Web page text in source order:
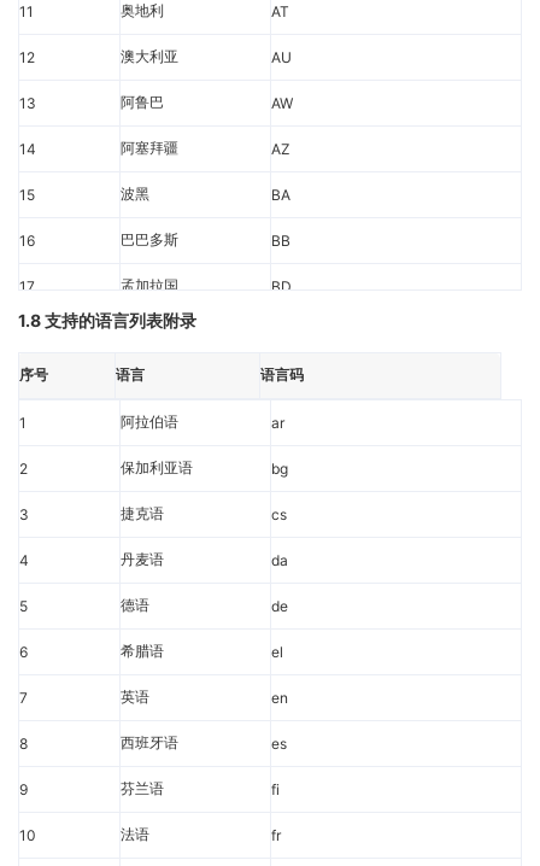
11 奥地利 AT
12 澳大利亚 AU
13 阿鲁巴 AW
14 阿塞拜疆 AZ
15 波黑 BA
16 巴巴多斯 BB
17 孟加拉国 BD
18 比利时
19 布基纳法索 BF
20 保加利亚 BG
21 巴林 BH
22 布隆迪 BI
23 贝宁 BJ
24 圣巴泰勒米 BL
25 百慕大 BM
26 文莱 BN
27 玻利维亚 BO
28 荷属圣马丁 BQ
29 巴西 BR
1.8 支持的语言列表附录
序号 语言 语言码
1 阿拉伯语 ar
2 保加利亚语 bg
3 捷克语 cs
4 丹麦语 da
5 德语 de
6 希腊语 el
7 英语 en
8 西班牙语 es
9 芬兰语 fi
10 法语 fr